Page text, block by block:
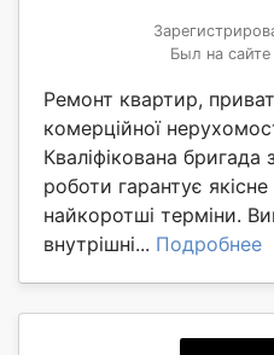
Был на сайте
Ремонт квартир,
комерційної
Кваліфікована
роботи гарантує
найкоротші терміни.
внутрішні... Подробнее